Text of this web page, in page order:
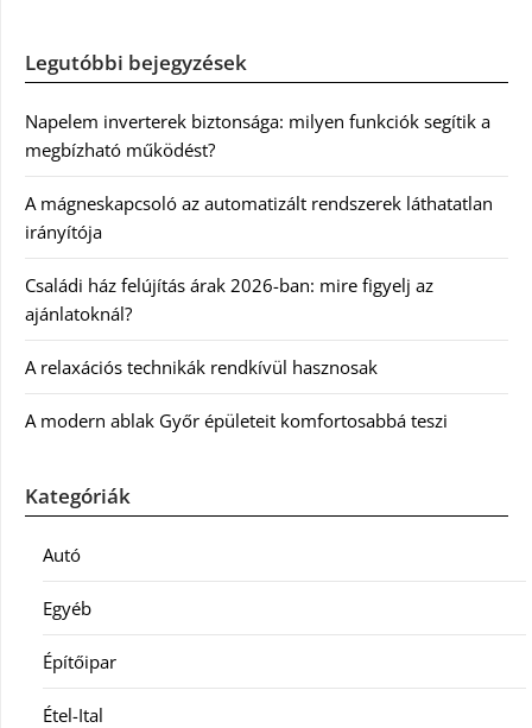
Legutóbbi bejegyzések
Napelem inverterek biztonsága: milyen funkciók segítik a
megbízható működést?
A mágneskapcsoló az automatizált rendszerek láthatatlan
irányítója
Családi ház felújítás árak 2026-ban: mire figyelj az
ajánlatoknál?
A relaxációs technikák rendkívül hasznosak
A modern ablak Győr épületeit komfortosabbá teszi
Kategóriák
Autó
Egyéb
Építőipar
Étel-Ital